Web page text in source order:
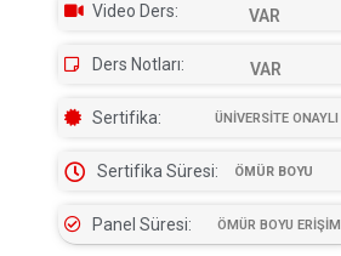
Video Ders: VAR
Ders Notları: VAR
Sertifika: ÜNİVERSİTE ONAYLI
Sertifika Süresi: ÖMÜR BOYU
Panel Süresi: ÖMÜR BOYU ERİŞİM